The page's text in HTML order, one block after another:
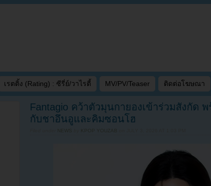
เรตติ้ง (Rating) : ซีรี่ย์/วาไรตี้ MV/PV/Teaser ติดต่อโฆษณา
Fantagio คว้าตัวมุนกายองเข้าร่วมสังกัด
กับชาอึนอูและคิมซอนโฮ
NEWS KPOP YOUZAB